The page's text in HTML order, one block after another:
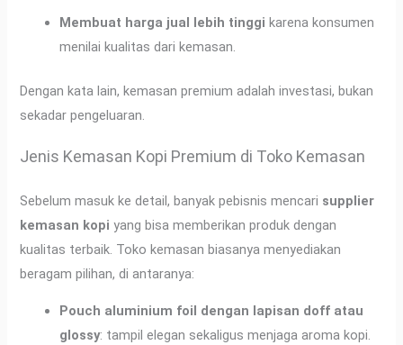
Membuat harga jual lebih tinggi karena konsumen
menilai kualitas dari kemasan.
Dengan kata lain, kemasan premium adalah investasi, bukan
sekadar pengeluaran.
Jenis Kemasan Kopi Premium di Toko Kemasan
Sebelum masuk ke detail, banyak pebisnis mencari supplier
kemasan kopi yang bisa memberikan produk dengan
kualitas terbaik. Toko kemasan biasanya menyediakan
beragam pilihan, di antaranya:
Pouch aluminium foil dengan lapisan doff atau
glossy: tampil elegan sekaligus menjaga aroma kopi.